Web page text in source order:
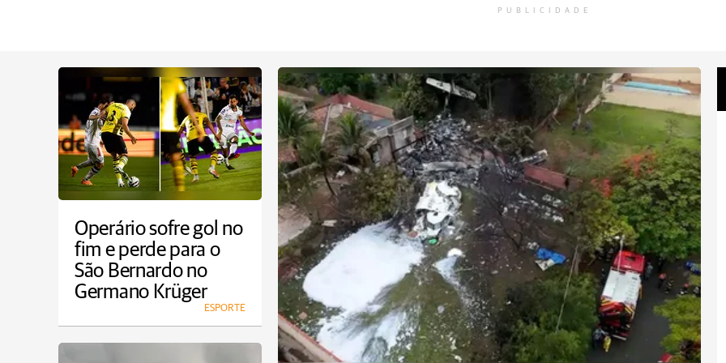
PUBLICIDADE
Operário sofre gol no
fim e perde para o
São Bernardo no
Germano Krüger
ESPORTE